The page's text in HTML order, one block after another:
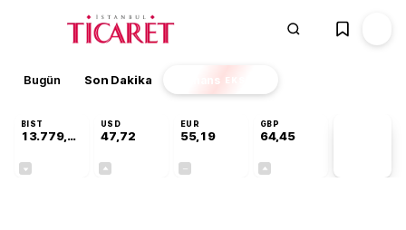
Bugün Son Dakika Finans EKSTRA
BIST
13.779,39
USD
47,72
EUR
55,19
GBP
64,45